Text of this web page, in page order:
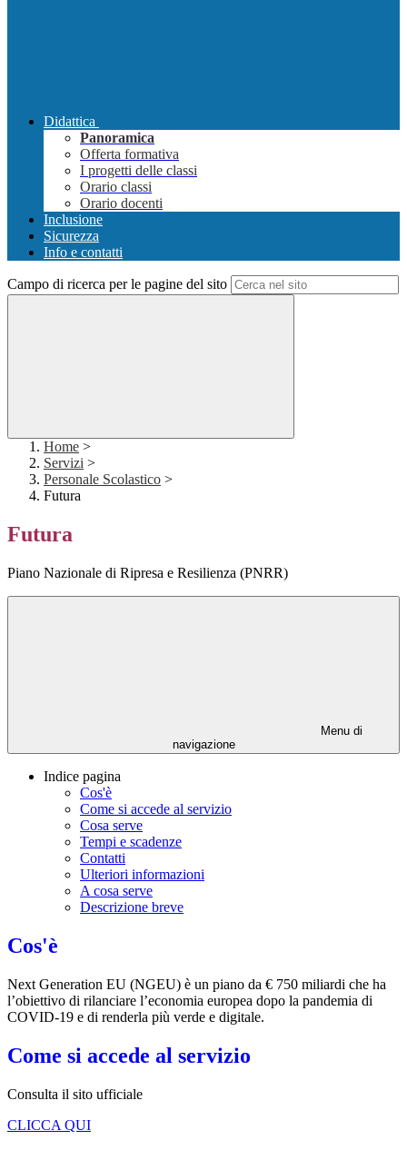
Didattica
Panoramica
Offerta formativa
I progetti delle classi
Orario classi
Orario docenti
Inclusione
Sicurezza
Info e contatti
Campo di ricerca per le pagine del sito
Home >
Servizi >
Personale Scolastico >
Futura
Futura
Piano Nazionale di Ripresa e Resilienza (PNRR)
Menu di
navigazione
Indice pagina
Cos'è
Come si accede al servizio
Cosa serve
Tempi e scadenze
Contatti
Ulteriori informazioni
A cosa serve
Descrizione breve
Cos'è
Next Generation EU (NGEU) è un piano da € 750 miliardi che ha
l’obiettivo di rilanciare l’economia europea dopo la pandemia di
COVID-19 e di renderla più verde e digitale.
Come si accede al servizio
Consulta il sito ufficiale
CLICCA QUI